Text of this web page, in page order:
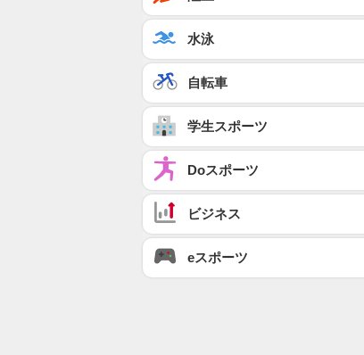
水泳
自転車
学生スポーツ
Doスポーツ
ビジネス
eスポーツ